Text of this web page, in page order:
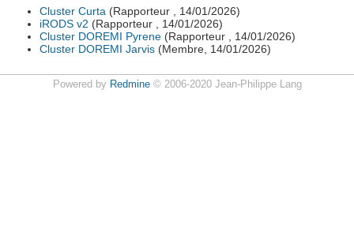
Cluster Curta (Rapporteur , 14/01/2026)
iRODS v2 (Rapporteur , 14/01/2026)
Cluster DOREMI Pyrene (Rapporteur , 14/01/2026)
Cluster DOREMI Jarvis (Membre, 14/01/2026)
Powered by Redmine© 2006-2020 Jean-Philippe Lang